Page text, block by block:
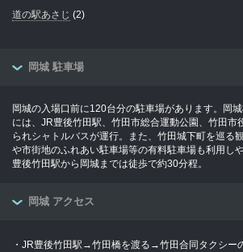
道の駅あさじ (2)
岡城 駐車場
岡城の入場口前に120台分の駐車場があります。岡
には、JR豊後竹田駅、竹田市総合運動公園、竹田市
られシャトルバスが運行。また、竹田城下町を巡る
や市街地のふれあい駐車場等の有料駐車場も利用し
豊後竹田駅から岡城までは徒歩で約30分程。
岡城 アクセス
・JR豊後竹田駅→竹田橋を渡る→竹田合同タクシー